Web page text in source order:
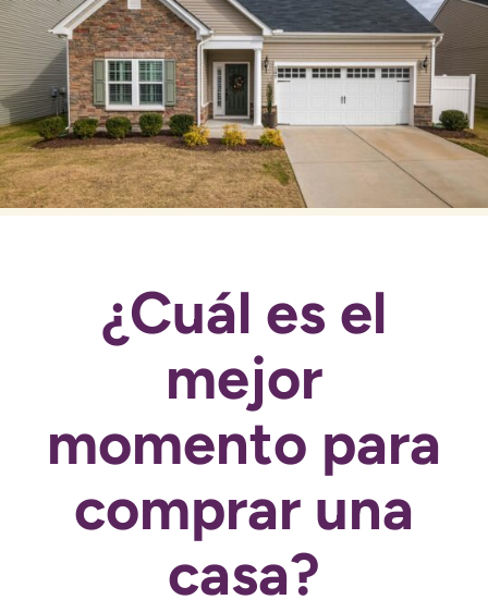
¿Cuál es el
mejor
momento para
comprar una
casa?